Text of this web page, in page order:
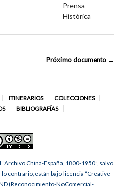
Prensa
Histórica
Próximo documento →
ITINERARIOS
COLECCIONES
BIBLIOGRAFÍAS
China-España, 1800-1950”, salvo
contrario, están bajo licencia “Creative
(Reconocimiento-NoComercial-